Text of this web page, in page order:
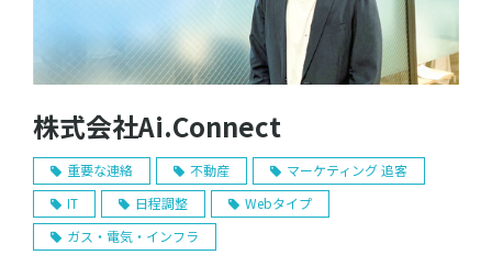
株式会社Ai.Connect
重要な連絡 不動産
マーケティング 追客
IT
日程調整
Webタイプ
ガス・電気・インフラ